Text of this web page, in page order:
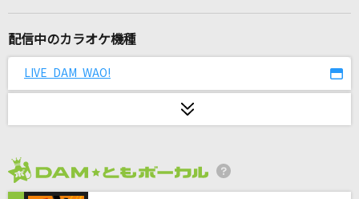
青春病
らしさ
配信中のカラオケ機種
LIVE DAM WAO!